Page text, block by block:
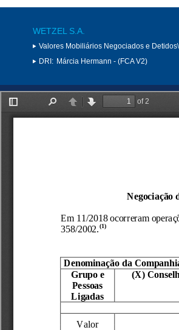
WETZEL S.A.
Valores Mobiliários Negociados e
DRI: Márcia Hermann - (FCA V2)